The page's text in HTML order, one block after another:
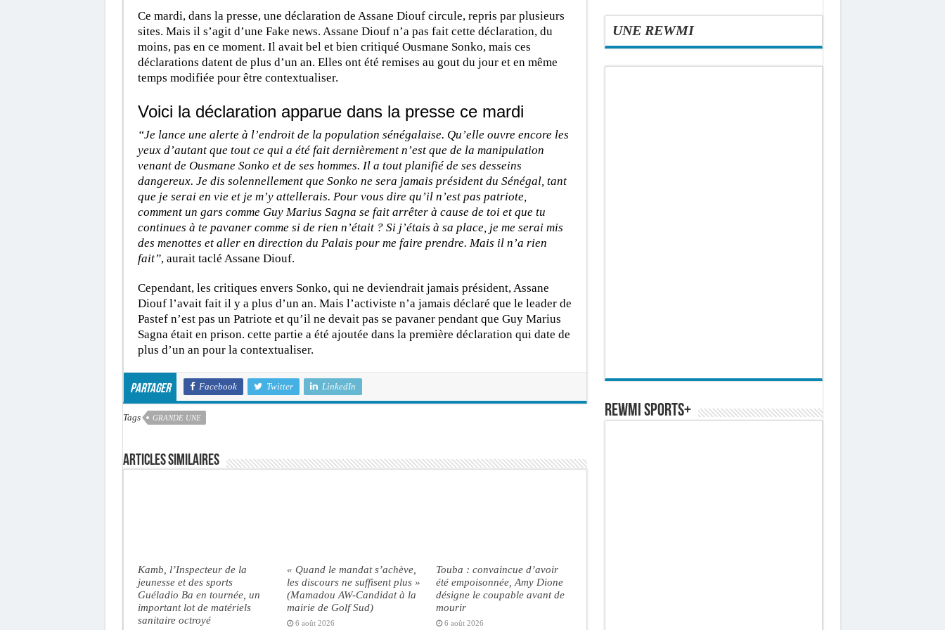
Ce mardi, dans la presse, une déclaration de Assane Diouf circule, repris par plusieurs
sites. Mais il s’agit d’une Fake news. Assane Diouf n’a pas fait cette déclaration, du
moins, pas en ce moment. Il avait bel et bien critiqué Ousmane Sonko, mais ces
déclarations datent de plus d’un an. Elles ont été remises au gout du jour et en même
temps modifiée pour être contextualiser.
Voici la déclaration apparue dans la presse ce mardi
“Je lance une alerte à l’endroit de la population sénégalaise. Qu’elle ouvre encore les
yeux d’autant que tout ce qui a été fait dernièrement n’est que de la manipulation
venant de Ousmane Sonko et de ses hommes. Il a tout planifié de ses desseins
dangereux. Je dis solennellement que Sonko ne sera jamais président du Sénégal, tant
que je serai en vie et je m’y attellerais. Pour vous dire qu’il n’est pas patriote,
comment un gars comme Guy Marius Sagna se fait arrêter à cause de toi et que tu
continues à te pavaner comme si de rien n’était ? Si j’étais à sa place, je me serai mis
des menottes et aller en direction du Palais pour me faire prendre. Mais il n’a rien
fait”, aurait taclé Assane Diouf.
Cependant, les critiques envers Sonko, qui ne deviendrait jamais président, Assane
Diouf l’avait fait il y a plus d’un an. Mais l’activiste n’a jamais déclaré que le leader de
Pastef n’est pas un Patriote et qu’il ne devait pas se pavaner pendant que Guy Marius
Sagna était en prison. cette partie a été ajoutée dans la première déclaration qui date de
plus d’un an pour la contextualiser.
Partager Facebook Twitter LinkedIn
Tags GRANDE UNE
Articles similaires
Kamb, l’Inspecteur de la
jeunesse et des sports
Guéladio Ba en tournée, un
important lot de matériels
sanitaire octroyé
« Quand le mandat s’achève,
les discours ne suffisent plus »
(Mamadou AW-Candidat à la
mairie de Golf Sud)
6 août 2026
Touba : convaincue d’avoir
été empoisonnée, Amy Dione
désigne le coupable avant de
mourir
6 août 2026
UNE REWMI
REWMI SPORTS+